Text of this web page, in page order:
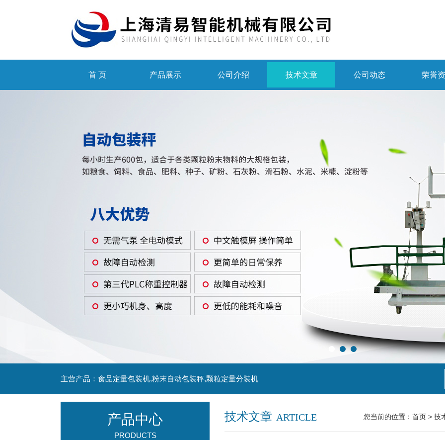
首 页 产品展示 公司介绍 技术文章 公司动态 荣誉
主营产品：食品定量包装机,粉末自动包装秤,颗粒定量分装机
技术文章 ARTICLE 您当前的位置： 首页 > 技
产品中心
PRODUCTS